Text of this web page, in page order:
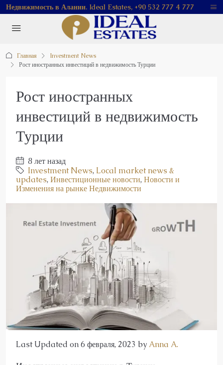
Недвижимость в Алании. Ideal Estates, +90 532 777 4 777
Главная
Investment News
Рост иностранных инвестиций в недвижимость Турции
Рост иностранных
инвестиций в недвижимость
Турции
8 лет назад
Investment News, Local market news &
updates, Инвестиционные новости, Новости и
Изменения на рынке Недвижимости
Last Updated on 6 февраля, 2023 byAnna A.